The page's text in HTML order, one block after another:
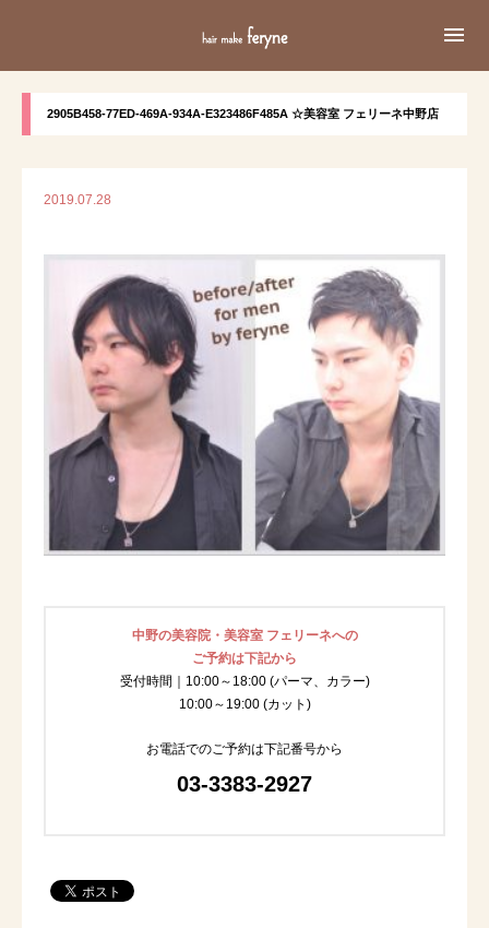

2905B458-77ED-469A-934A-E323486F485A ☆美容室 フェリーネ中野店
2019.07.28
中野の美容院・美容室 フェリーネへの
ご予約は下記から
受付時間｜10:00～18:00 (パーマ、カラー)
10:00～19:00 (カット)
お電話でのご予約は下記番号から
03-3383-2927